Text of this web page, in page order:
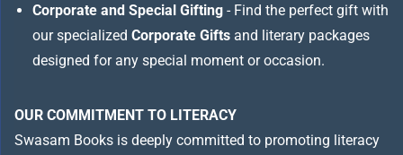
Corporate and Special Gifting - Find the perfect gift with
our specialized Corporate Gifts and literary packages
designed for any special moment or occasion.
OUR COMMITMENT TO LITERACY
Swasam Books is deeply committed to promoting literacy